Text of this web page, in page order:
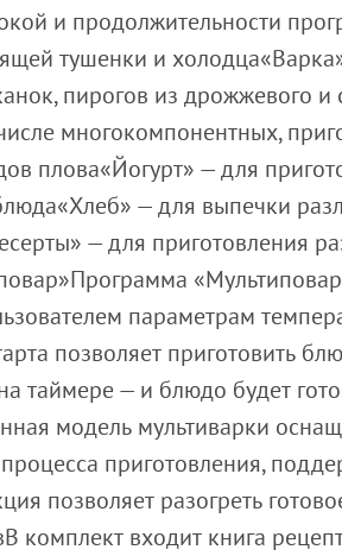
и продолжительности
тушенки и
пирогов из дрожжевого
многокомпонентных,
плова«Йогурт» — для
— для выпечки
— для приготовления
параметрам
позволяет приготовить
таймере — и блюдо будет
модель мультиварки
приготовления,
позволяет разогреть
комплект входит книга